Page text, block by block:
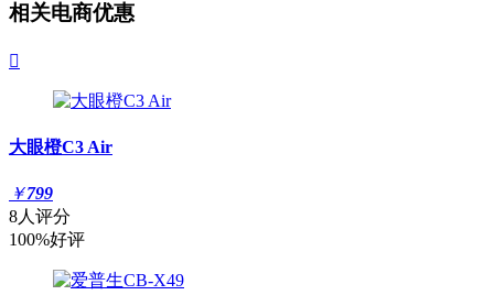
相关电商优惠

大眼橙C3 Air
￥799
8人评分
100%好评